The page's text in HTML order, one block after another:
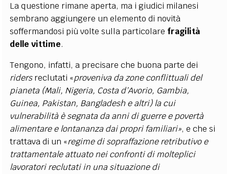
La questione rimane aperta, ma i giudici milanesi
sembrano aggiungere un elemento di novità
soffermandosi più volte sulla particolare fragilità
delle vittime.
Tengono, infatti, a precisare che buona parte dei
ridersreclutati «proveniva da zone conflittuali del
pianeta (Mali, Nigeria, Costa d’Avorio, Gambia,
Guinea, Pakistan, Bangladesh e altri) la cui
vulnerabilità è segnata da anni di guerre e povertà
alimentare e lontananza dai propri familiari», e che si
trattava di un «regime di sopraffazione retributivo e
trattamentale attuato nei confronti di molteplici
lavoratori reclutati in una situazione di